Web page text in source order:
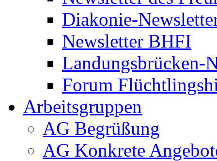
Diakonie-
Newsletter BHFI
Landungsbrücken-
Forum
Arbeitsgruppen
AG Begrüßung
AG Konkrete